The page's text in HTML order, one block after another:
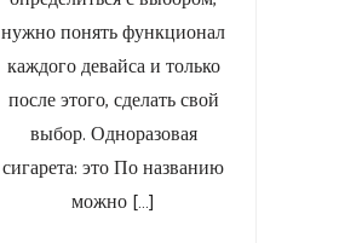
нужно понять функционал
каждого девайса и только
после этого, сделать свой
выбор. Одноразовая
сигарета: это По названию
можно […]